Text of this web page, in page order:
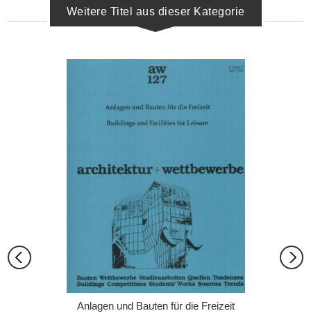
Weitere Titel aus dieser Kategorie
Anlagen und Bauten für die Freizeit